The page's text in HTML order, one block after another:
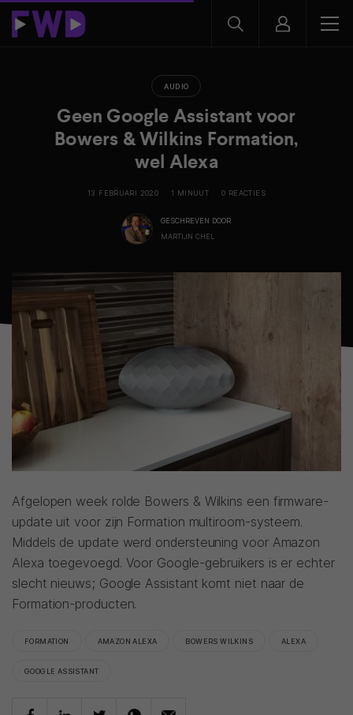
AUDIO
Geen Google Assistant voor
Bowers & Wilkins Formation,
wel Alexa
13 FEBRUARI 2020 1 MINUUT 0 REACTIES
GESCHREVEN DOOR
MARTIJN CHEL
Afgelopen week rolde Bowers & Wilkins een firmware-
update uit voor zijn Formation multiroom-systeem.
Middels de update werd ondersteuning voor Amazon
Alexa toegevoegd. Voor Google-gebruikers is er echter
slecht nieuws; Google Assistant komt niet naar de
Formation-producten.
FORMATION AMAZON ALEXA BOWERS WILKINS ALEXA
GOOGLE ASSISTANT